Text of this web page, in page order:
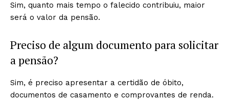
Sim, quanto mais tempo o falecido contribuiu, maior
será o valor da pensão.
Preciso de algum documento para solicitar
a pensão?
Sim, é preciso apresentar a certidão de óbito,
documentos de casamento e comprovantes de renda.